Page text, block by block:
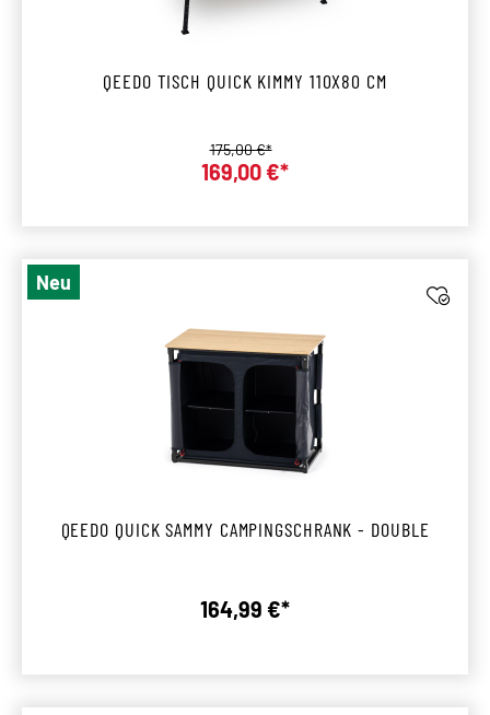
QEEDO TISCH QUICK KIMMY 110X80 CM
Verkaufspreis:
169,00 €*
Regulärer Preis:
175,00 €*
Neu
QEEDO QUICK SAMMY CAMPINGSCHRANK - DOUBLE
Regulärer Preis:
164,99 €*